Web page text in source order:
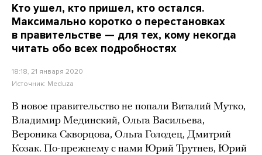
Кто ушел, кто пришел, кто остался.
Максимально коротко о перестановках
в правительстве — для тех, кому некогда
читать обо всех подробностях
18:18, 21 января 2020
Источник: Meduza
В новое правительство не попали Виталий Мутко,
Владимир Мединский, Ольга Васильева,
Вероника Скворцова, Ольга Голодец, Дмитрий
Козак. По-прежнему с нами Юрий Трутнев, Юрий